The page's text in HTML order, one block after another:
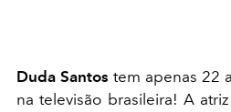
Duda Santos tem apenas 22
na televisão brasileira! A